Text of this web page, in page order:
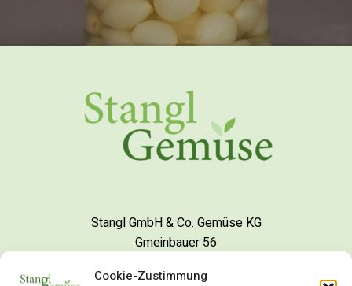
Cookie-Zustimmung
Stangl GmbH & Co. Gemüse KG
Gmeinbauer 56